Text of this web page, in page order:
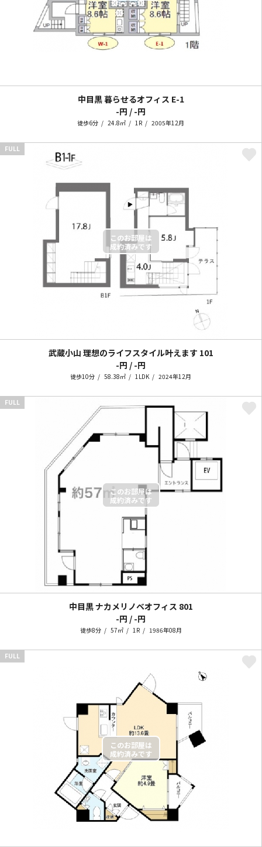
中目黒 暮らせるオフィス E-1
-円 / -円
徒歩6分 24.8㎡ 1R 2005年12月
FULL
武蔵小山 理想のライフスタイル叶えます 101
-円 / -円
徒歩10分 58.38㎡ 1LDK 2024年12月
FULL
中目黒 ナカメリノベオフィス 801
-円 / -円
徒歩8分 57㎡ 1R 1986年08月
FULL